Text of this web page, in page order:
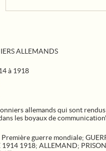
ALLEMANDS
à 1918
allemands qui sont rendus
les boyaux de
Première guerre mondiale;
1914 1918; ALLEMAND;